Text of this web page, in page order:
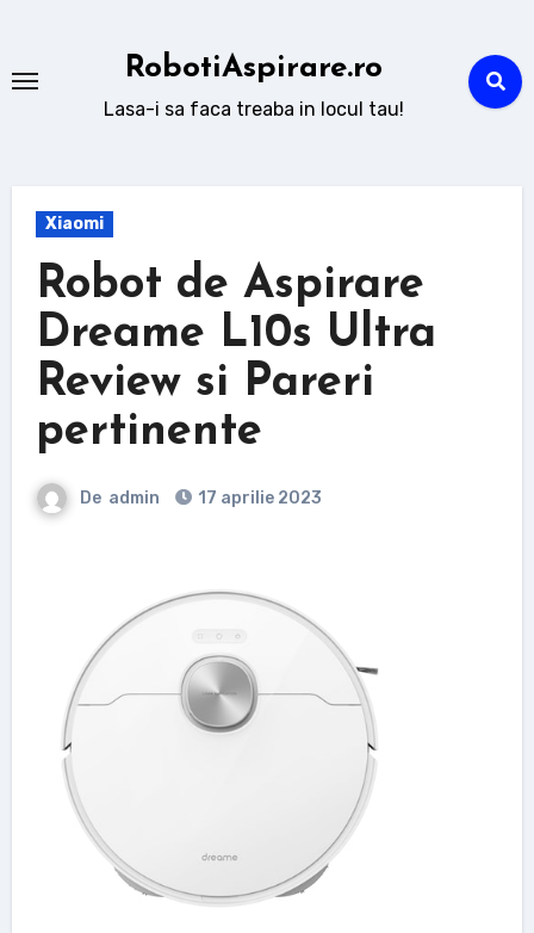
conținut
RobotiAspirare.ro
Lasa-i sa faca treaba in locul tau!
Xiaomi
Robot de Aspirare
Dreame L10s Ultra
Review si Pareri
pertinente
De admin 17 aprilie 2023